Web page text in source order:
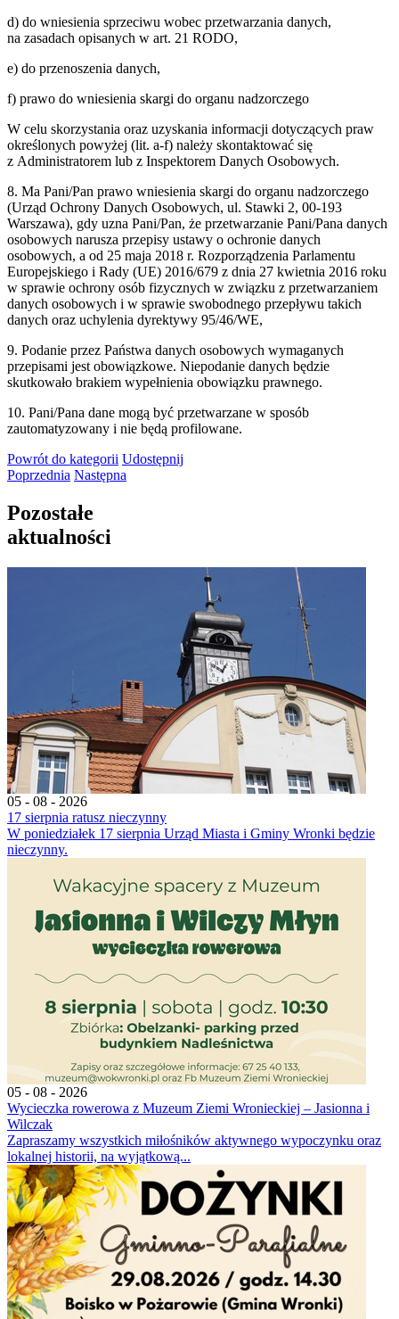
d) do wniesienia sprzeciwu wobec przetwarzania danych,
na zasadach opisanych w art. 21 RODO,
e) do przenoszenia danych,
f) prawo do wniesienia skargi do organu nadzorczego
W celu skorzystania oraz uzyskania informacji dotyczących praw
określonych powyżej (lit. a-f) należy skontaktować się
z Administratorem lub z Inspektorem Danych Osobowych.
8. Ma Pani/Pan prawo wniesienia skargi do organu nadzorczego
(Urząd Ochrony Danych Osobowych, ul. Stawki 2, 00-193
Warszawa), gdy uzna Pani/Pan, że przetwarzanie Pani/Pana danych
osobowych narusza przepisy ustawy o ochronie danych
osobowych, a od 25 maja 2018 r. Rozporządzenia Parlamentu
Europejskiego i Rady (UE) 2016/679 z dnia 27 kwietnia 2016 roku
w sprawie ochrony osób fizycznych w związku z przetwarzaniem
danych osobowych i w sprawie swobodnego przepływu takich
danych oraz uchylenia dyrektywy 95/46/WE,
9. Podanie przez Państwa danych osobowych wymaganych
przepisami jest obowiązkowe. Niepodanie danych będzie
skutkowało brakiem wypełnienia obowiązku prawnego.
10. Pani/Pana dane mogą być przetwarzane w sposób
zautomatyzowany i nie będą profilowane.
Powrót do kategorii Udostępnij
Poprzednia Następna
Pozostałe
aktualności
05 - 08 - 2026
17 sierpnia ratusz nieczynny
W poniedziałek 17 sierpnia Urząd Miasta i Gminy Wronki będzie
nieczynny.
05 - 08 - 2026
Wycieczka rowerowa z Muzeum Ziemi Wronieckiej – Jasionna i
Wilczak
Zapraszamy wszystkich miłośników aktywnego wypoczynku oraz
lokalnej historii, na wyjątkową...